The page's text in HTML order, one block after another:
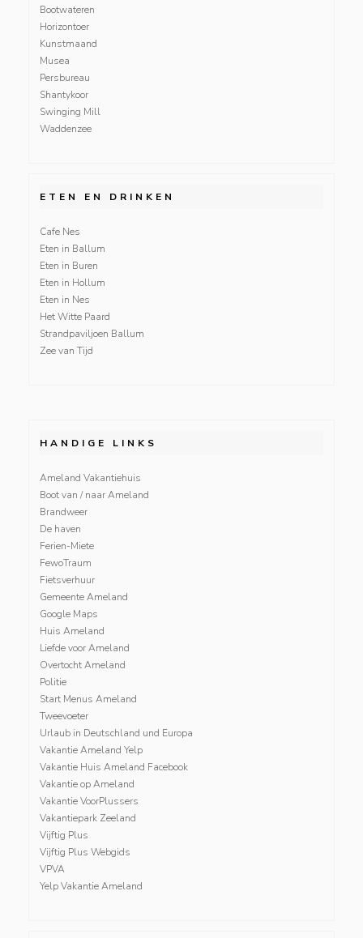
Bootwateren
Horizontoer
Kunstmaand
Musea
Persbureau
Shantykoor
Swinging Mill
Waddenzee
ETEN EN DRINKEN
Cafe Nes
Eten in Ballum
Eten in Buren
Eten in Hollum
Eten in Nes
Het Witte Paard
Strandpaviljoen Ballum
Zee van Tijd
HANDIGE LINKS
Ameland Vakantiehuis
Boot van / naar Ameland
Brandweer
De haven
Ferien-Miete
FewoTraum
Fietsverhuur
Gemeente Ameland
Google Maps
Huis Ameland
Liefde voor Ameland
Overtocht Ameland
Politie
Start Menus Ameland
Tweevoeter
Urlaub in Deutschland und Europa
Vakantie Ameland Yelp
Vakantie Huis Ameland Facebook
Vakantie op Ameland
Vakantie VoorPlussers
Vakantiepark Zeeland
Vijftig Plus
Vijftig Plus Webgids
VPVA
Yelp Vakantie Ameland